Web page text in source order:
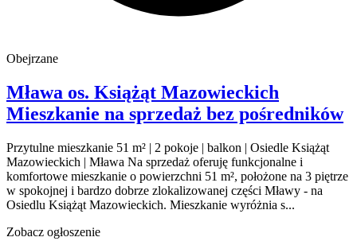
Obejrzane
Mława os. Książąt Mazowieckich
Mieszkanie na sprzedaż bez pośredników
Przytulne mieszkanie 51 m² | 2 pokoje | balkon | Osiedle Książąt
Mazowieckich | Mława Na sprzedaż oferuję funkcjonalne i
komfortowe mieszkanie o powierzchni 51 m², położone na 3 piętrze
w spokojnej i bardzo dobrze zlokalizowanej części Mławy - na
Osiedlu Książąt Mazowieckich. Mieszkanie wyróżnia s...
Zobacz ogłoszenie